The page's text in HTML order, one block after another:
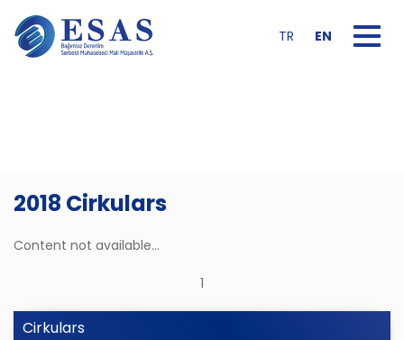
TR EN
Toggle
2018 Cirkulars
Content not available...
1
Cirkulars